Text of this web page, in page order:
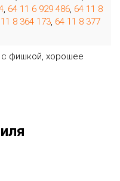
, 64 11 6 929 486, 64 11 8
8 364 173, 64 11 8 377
с фишкой, хорошее